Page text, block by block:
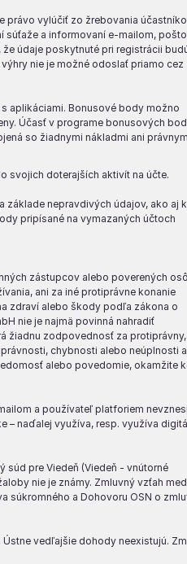
právo vylúčiť zo žrebovania
súťaže a informovaní e-mailom,
údaje poskytnuté pri registrácii
nie je možné odoslať priamo cez
aplikáciami. Bonusové body možno
Účasť v programe bonusových
so žiadnymi nákladmi ani
svojich doterajších aktivít na účte.
základe nepravdivých údajov, ako aj
pripísané na vymazaných účtoch
zástupcov alebo poverených
ani za iné protiprávne konanie
zdraví alebo škody podľa zákona o
nie je najmä povinná nahradiť
žiadnu zodpovednosť za protiprávny,
chybnosti alebo neúplnosti
alebo povedomie, okamžite
a používateľ platforiem
– naďalej využíva, resp. využíva
pre Viedeň (Viedeň - vnútorné
nie je známy. Zmluvný vzťah
súkromného a Dohovoru OSN o
vedľajšie dohody neexistujú.